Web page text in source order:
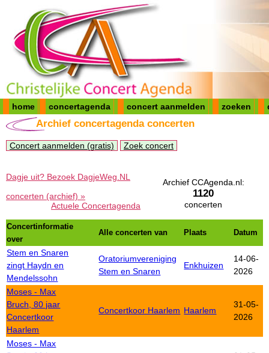
home concertagenda concert aanmelden zoeken
Archief concertagenda concerten
Concert aanmelden (gratis) Zoek concert
Archief CCAgenda.nl:
1120
concerten
Dagje uit? Bezoek DagjeWeg.NL
concerten (archief) »
Actuele Concertagenda
Concertinformatie
over
Alle concerten van Plaats Datum
Stem en Snaren
zingt Haydn en
Mendelssohn
Oratoriumvereniging
Stem en Snaren
Enkhuizen
14-06-
2026
Moses - Max
Bruch, 80 jaar
Concertkoor
Haarlem
Concertkoor Haarlem Haarlem
31-05-
2026
Moses - Max